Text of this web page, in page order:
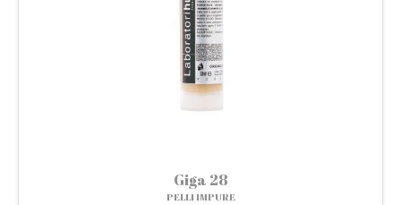
Giga 28
PELLI IMPURE